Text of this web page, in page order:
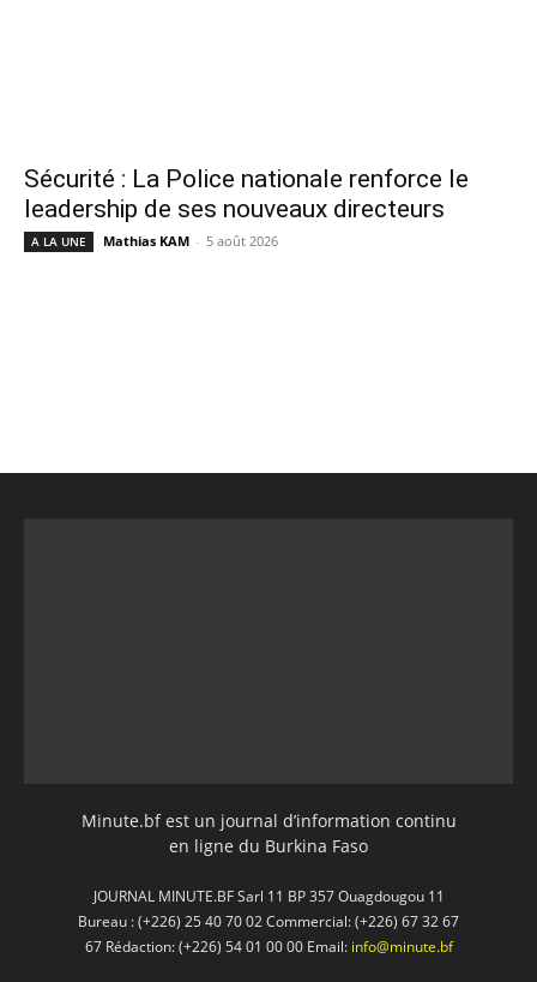
Sécurité : La Police nationale renforce le
leadership de ses nouveaux directeurs
A LA UNE Mathias KAM - 5 août 2026
Minute.bf est un journal d’information continu
en ligne du Burkina Faso
JOURNAL MINUTE.BF Sarl 11 BP 357 Ouagdougou 11
Bureau : (+226) 25 40 70 02 Commercial: (+226) 67 32 67
67 Rédaction: (+226) 54 01 00 00 Email: info@minute.bf